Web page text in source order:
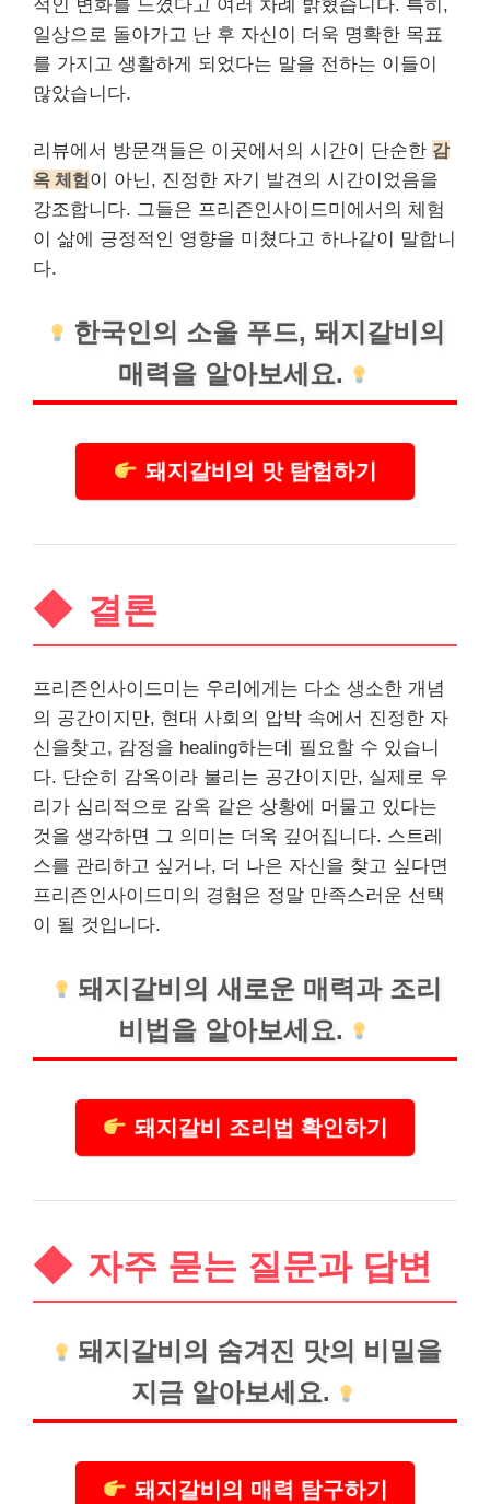
적인 변화를 느꼈다고 여러 차례 밝혔습니다. 특히,
일상으로 돌아가고 난 후 자신이 더욱 명확한 목표
를 가지고 생활하게 되었다는 말을 전하는 이들이
많았습니다.
리뷰에서 방문객들은 이곳에서의 시간이 단순한 감
옥 체험이 아닌, 진정한 자기 발견의 시간이었음을
강조합니다. 그들은 프리즌인사이드미에서의 체험
이 삶에 긍정적인 영향을 미쳤다고 하나같이 말합니
다.
한국인의 소울 푸드, 돼지갈비의
매력을 알아보세요.
돼지갈비의 맛 탐험하기
결론
프리즌인사이드미는 우리에게는 다소 생소한 개념
의 공간이지만, 현대 사회의 압박 속에서 진정한 자
신을찾고, 감정을 healing하는데 필요할 수 있습니
다. 단순히 감옥이라 불리는 공간이지만, 실제로 우
리가 심리적으로 감옥 같은 상황에 머물고 있다는
것을 생각하면 그 의미는 더욱 깊어집니다. 스트레
스를 관리하고 싶거나, 더 나은 자신을 찾고 싶다면
프리즌인사이드미의 경험은 정말 만족스러운 선택
이 될 것입니다.
돼지갈비의 새로운 매력과 조리
비법을 알아보세요.
돼지갈비 조리법 확인하기
자주 묻는 질문과 답변
돼지갈비의 숨겨진 맛의 비밀을
지금 알아보세요.
돼지갈비의 매력 탐구하기